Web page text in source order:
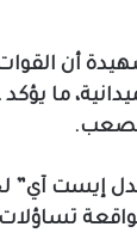
أن القوات
ما
إيست آي”